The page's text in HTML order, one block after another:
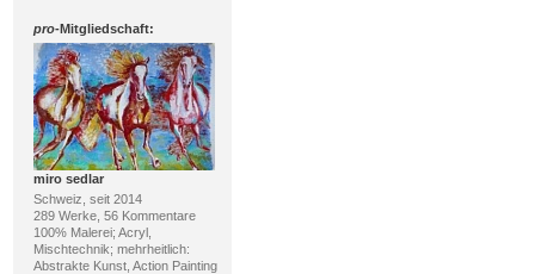
pro-Mitgliedschaft:
miro sedlar
Schweiz, seit 2014
289 Werke, 56 Kommentare
100% Malerei; Acryl,
Mischtechnik; mehrheitlich:
Abstrakte Kunst, Action Painting